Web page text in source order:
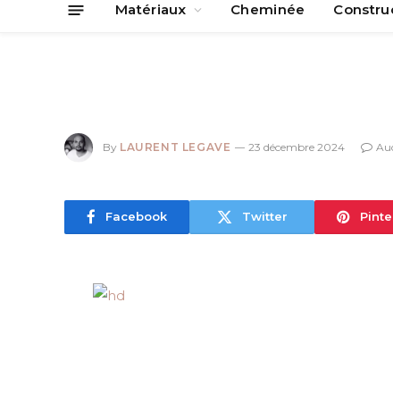
Matériaux Cheminée
By LAURENT LEGAVE 23 décembre 2024
Facebook Twitter